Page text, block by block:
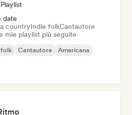
date
countryIndie folkCantautore
mie playlist più seguite
folk Cantautore
Americana